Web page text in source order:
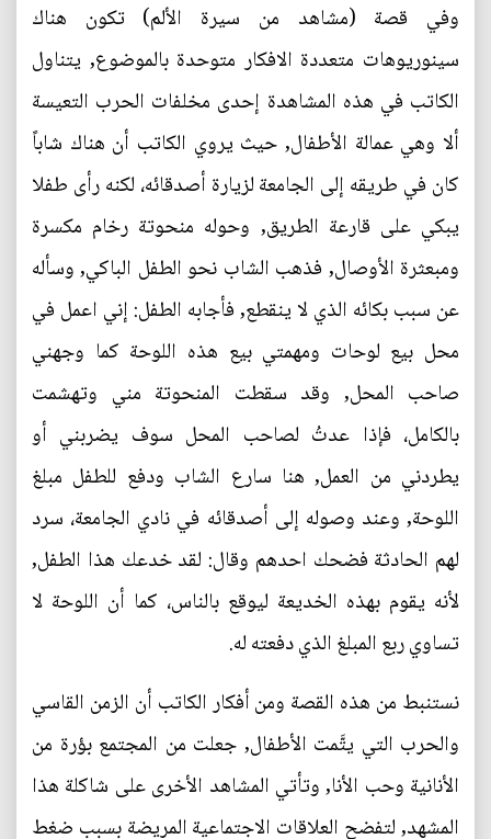
وفي قصة (مشاهد من سيرة الألم) تكون هناك
سينوريوهات متعددة الافكار متوحدة بالموضوع, يتناول
الكاتب في هذه المشاهدة إحدى مخلفات الحرب التعيسة
ألا وهي عمالة الأطفال, حيث يروي الكاتب أن هناك شاباً
كان في طريقه إلى الجامعة لزيارة أصدقائه، لكنه رأى طفلا
يبكي على قارعة الطريق, وحوله منحوتة رخام مكسرة
ومبعثرة الأوصال, فذهب الشاب نحو الطفل الباكي, وسأله
عن سبب بكائه الذي لا ينقطع, فأجابه الطفل: إني اعمل في
محل بيع لوحات ومهمتي بيع هذه اللوحة كما وجهني
صاحب المحل, وقد سقطت المنحوتة مني وتهشمت
بالكامل، فإذا عدتُ لصاحب المحل سوف يضربني أو
يطردني من العمل, هنا سارع الشاب ودفع للطفل مبلغ
اللوحة, وعند وصوله إلى أصدقائه في نادي الجامعة، سرد
لهم الحادثة فضحك احدهم وقال: لقد خدعك هذا الطفل,
لأنه يقوم بهذه الخديعة ليوقع بالناس، كما أن اللوحة لا
تساوي ربع المبلغ الذي دفعته له.
نستنبط من هذه القصة ومن أفكار الكاتب أن الزمن القاسي
والحرب التي يتَّمت الأطفال, جعلت من المجتمع بؤرة من
الأنانية وحب الأنا, وتأتي المشاهد الأخرى على شاكلة هذا
المشهد, لتفضح العلاقات الاجتماعية المريضة بسبب ضغط